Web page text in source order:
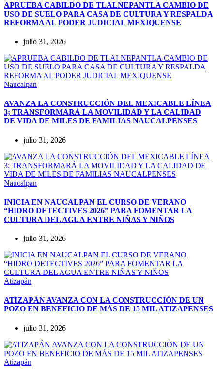
APRUEBA CABILDO DE TLALNEPANTLA CAMBIO DE
USO DE SUELO PARA CASA DE CULTURA Y RESPALDA
REFORMA AL PODER JUDICIAL MEXIQUENSE
julio 31, 2026
Naucalpan
AVANZA LA CONSTRUCCIÓN DEL MEXICABLE LÍNEA
3; TRANSFORMARÁ LA MOVILIDAD Y LA CALIDAD
DE VIDA DE MILES DE FAMILIAS NAUCALPENSES
julio 31, 2026
Naucalpan
INICIA EN NAUCALPAN EL CURSO DE VERANO
“HIDRO DETECTIVES 2026” PARA FOMENTAR LA
CULTURA DEL AGUA ENTRE NIÑAS Y NIÑOS
julio 31, 2026
Atizapán
ATIZAPÁN AVANZA CON LA CONSTRUCCIÓN DE UN
POZO EN BENEFICIO DE MÁS DE 15 MIL ATIZAPENSES
julio 31, 2026
Atizapán